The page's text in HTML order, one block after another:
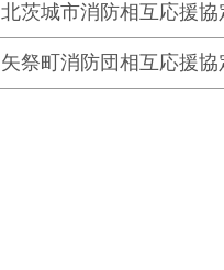
北茨城市消防相互応援協
矢祭町消防団相互応援協